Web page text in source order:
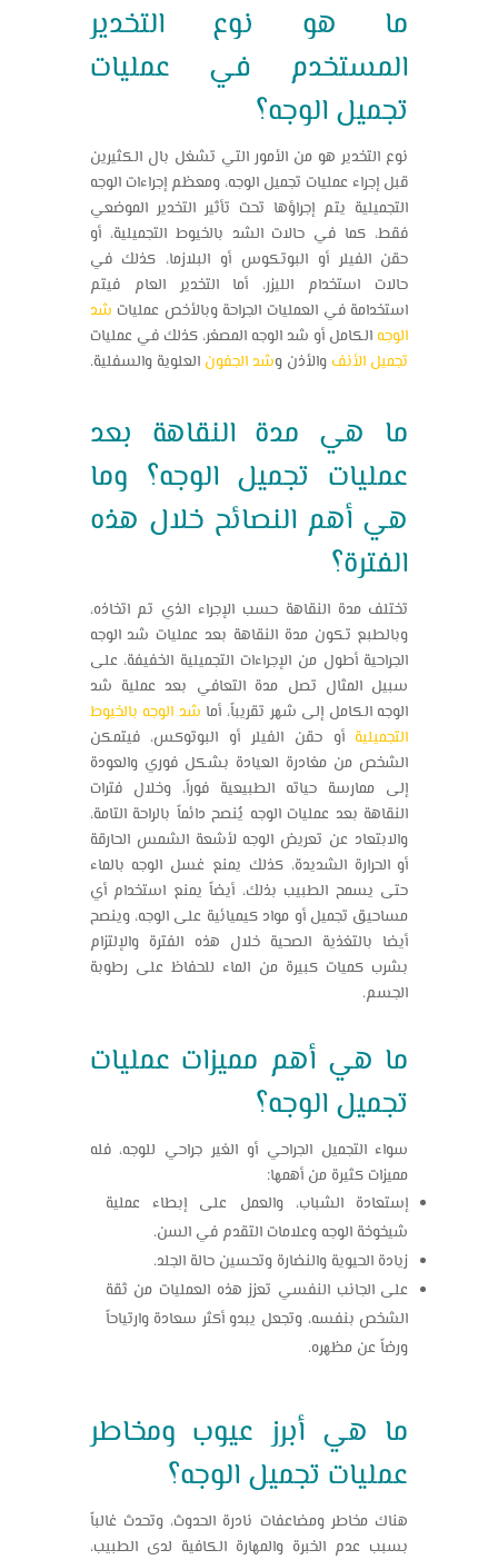
ما هو نوع التخدير
المستخدم في عمليات
تجميل الوجه؟
نوع التخدير هو من الأمور التي تشغل بال الكثيرين
قبل إجراء عمليات تجميل الوجه، ومعظم إجراءات الوجه
التجميلية يتم إجراؤها تحت تأثير التخدير الموضعي
فقط، كما في حالات الشد بالخيوط التجميلية، أو
حقن الفيلر أو البوتكوس أو البلازما، كذلك في
حالات استخدام الليزر، أما التخدير العام فيتم
استخدامة في العمليات الجراحة وبالأخص عمليات شد
الوجه الكامل أو شد الوجه المصغر، كذلك في عمليات
تجميل الأنف والأذن وشد الجفون العلوية والسفلية.
ما هي مدة النقاهة بعد
عمليات تجميل الوجه؟ وما
هي أهم النصائح خلال هذه
الفترة؟
تختلف مدة النقاهة حسب الإجراء الذي تم اتخاذه،
وبالطبع تكون مدة النقاهة بعد عمليات شد الوجه
الجراحية أطول من الإجراءات التجميلية الخفيفة، على
سبيل المثال تصل مدة التعافي بعد عملية شد
الوجه الكامل إلى شهر تقريباً، أما شد الوجه بالخيوط
التجميلية أو حقن الفيلر أو البوتوكس، فيتمكن
الشخص من مغادرة العيادة بشكل فوري والعودة
إلى ممارسة حياته الطبيعية فوراً، وخلال فترات
النقاهة بعد عمليات الوجه يُنصح دائماً بالراحة التامة،
والابتعاد عن تعريض الوجه لأشعة الشمس الحارقة
أو الحرارة الشديدة، كذلك يمنع غسل الوجه بالماء
حتى يسمح الطبيب بذلك، أيضاً يمنع استخدام أي
مساحيق تجميل أو مواد كيميائية على الوجه، وينصح
أيضا بالتغذية الصحية خلال هذه الفترة والإلتزام
بشرب كميات كبيرة من الماء للحفاظ على رطوبة
الجسم.
ما هي أهم مميزات عمليات
تجميل الوجه؟
سواء التجميل الجراحي أو الغير جراحي للوجه، فله
مميزات كثيرة من أهمها:
إستعادة الشباب، والعمل على إبطاء عملية
شيخوخة الوجه وعلامات التقدم في السن.
زيادة الحيوية والنضارة وتحسين حالة الجلد.
على الجانب النفسي تعزز هذه العمليات من ثقة
الشخص بنفسه، وتجعل يبدو أكثر سعادة وارتياحاً
ورضاً عن مظهره.
ما هي أبرز عيوب ومخاطر
عمليات تجميل الوجه؟
هناك مخاطر ومضاعفات نادرة الحدوث، وتحدث غالباً
بسبب عدم الخبرة والمهارة الكافية لدى الطبيب،